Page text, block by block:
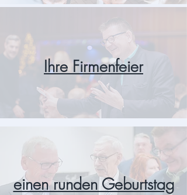
Ihre Firmenfeier
einen runden Geburtstag